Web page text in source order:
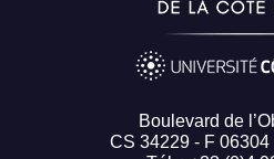
Boulevard de
CS 34229 - F